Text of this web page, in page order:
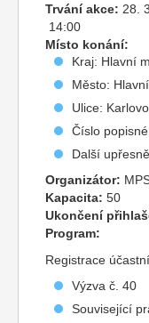
Trvání akce: 28.
14:00
Místo konání:
Kraj: Hlavní
Město:
Ulice:
Číslo
Další
Organizátor:
Kapacita: 50
Ukončení
Program:
Registrace
Výzva č. 40
Související